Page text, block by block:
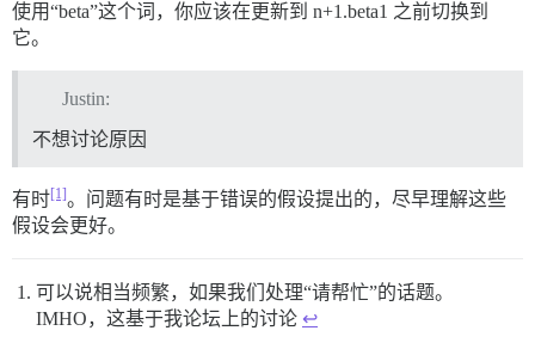
使用“beta”这个词，你应该在更新到 n+1.beta1 之前切换到
它。
Justin:
不想讨论原因
有时[1]。问题有时是基于错误的假设提出的，尽早理解这些
假设会更好。
可以说相当频繁，如果我们处理“请帮忙”的话题。
IMHO，这基于我论坛上的讨论 ↩︎